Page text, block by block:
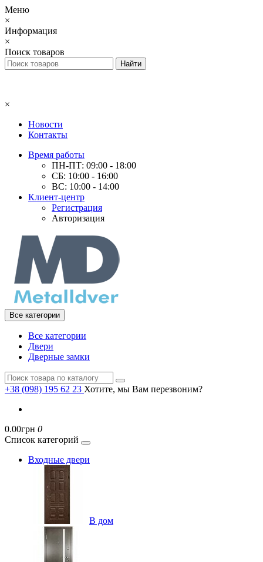
Меню
×
Информация
×
Поиск товаров
×
Новости
Контакты
Время работы
ПН-ПТ: 09:00 - 18:00
СБ: 10:00 - 16:00
ВС: 10:00 - 14:00
Клиент-центр
Регистрация
Авторизация
Все категории
Все категории
Двери
Дверные замки
+38 (098) 195 62 23 Хотите, мы Вам перезвоним?
0.00грн 0
Список категорий
Входные двери
В дом